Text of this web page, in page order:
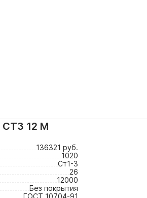
12 М
136321 руб.
1020
Ст1-3
26
12000
Без покрытия
ГОСТ 10704-91